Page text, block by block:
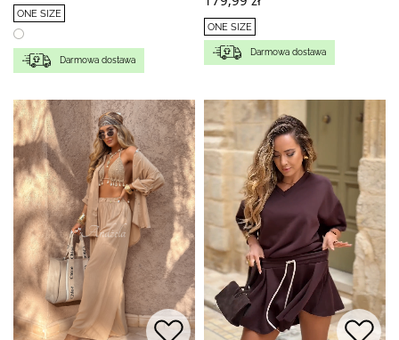
ONE SIZE
Darmowa dostawa
ONE SIZE
Darmowa dostawa